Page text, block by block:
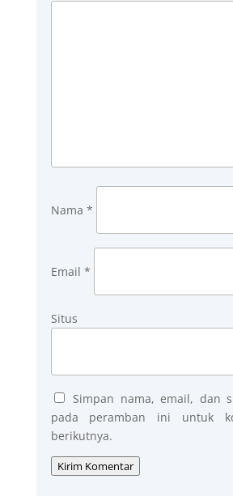
Nama *
Email *
Situs
Simpan nama, email, dan
pada peramban ini untuk
berikutnya.
Kirim Komentar